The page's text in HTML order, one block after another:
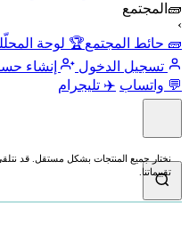
🧱 المجتمع
›
🧱 حائط المجتمع🏆 لوحة
تسجيل الدخول
إنشاء
💬 واتساب ✈️ تليجرام
نختار جميع المنتجات بشكل مستقل. قد
تقييماتنا.